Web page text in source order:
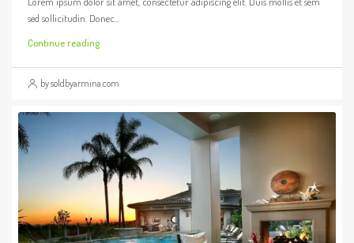
sed sollicitudin. Donec...
Continue reading
by soldbyarmina.com